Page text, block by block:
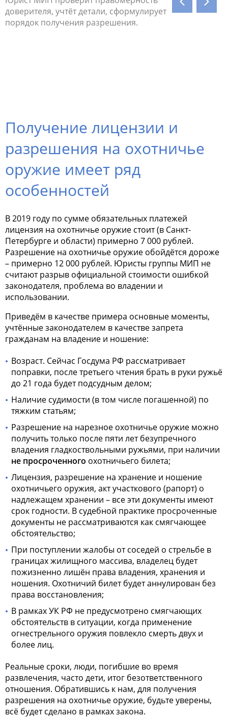
доверителя, учтёт детали, сформулирует
порядок получения разрешения.
билет,
Получение лицензии и
разрешения на охотничье
оружие имеет ряд
особенностей
В 2019 году по сумме обязательных платежей
лицензия на охотничье оружие стоит (в Санкт-
Петербурге и области) примерно 7 000 рублей.
Разрешение на охотничье оружие обойдётся дороже
– примерно 12 000 рублей. Юристы группы МИП не
считают разрыв официальной стоимости ошибкой
законодателя, проблема во владении и
использовании.
Приведём в качестве примера основные моменты,
учтённые законодателем в качестве запрета
гражданам на владение и ношение:
Возраст. Сейчас Госдума РФ рассматривает
поправки, после третьего чтения брать в руки ружьё
до 21 года будет подсудным делом;
Наличие судимости (в том числе погашенной) по
тяжким статьям;
Разрешение на нарезное охотничье оружие можно
получить только после пяти лет безупречного
владения гладкоствольными ружьями, при наличии
не просроченного охотничьего билета;
Лицензия, разрешение на хранение и ношение
охотничьего оружия, акт участкового (рапорт) о
надлежащем хранении – все эти документы имеют
срок годности. В судебной практике просроченные
документы не рассматриваются как смягчающее
обстоятельство;
При поступлении жалобы от соседей о стрельбе в
границах жилищного массива, владелец будет
пожизненно лишён права владения, хранения и
ношения. Охотничий билет будет аннулирован без
права восстановления;
В рамках УК РФ не предусмотрено смягчающих
обстоятельств в ситуации, когда применение
огнестрельного оружия повлекло смерть двух и
более лиц.
Реальные сроки, люди, погибшие во время
развлечения, часто дети, итог безответственного
отношения. Обратившись к нам, для получения
разрешения на охотничье оружие, будьте уверены,
всё будет сделано в рамках закона.